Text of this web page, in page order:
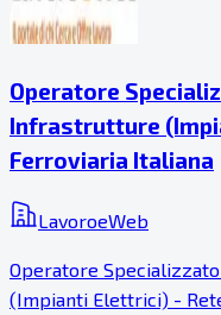
Operatore
Infrastrutture
Ferroviaria Italiana
LavoroeWeb
Operatore
(Impianti Elettrici) -